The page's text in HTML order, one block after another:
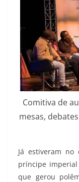
Comitiva de
mesas,
Já estiveram
príncipe
que gerou